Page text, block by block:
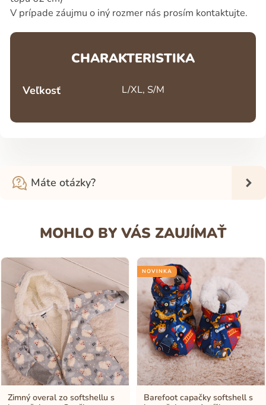
V prípade záujmu o iný rozmer nás prosím kontaktujte.
CHARAKTERISTIKA
Veľkosť L/XL, S/M
Máte otázky?
MOHLO BY VÁS ZAUJÍMAŤ
Zimný overal zo softshellu s
NOVINKA
Barefoot capačky softshell s